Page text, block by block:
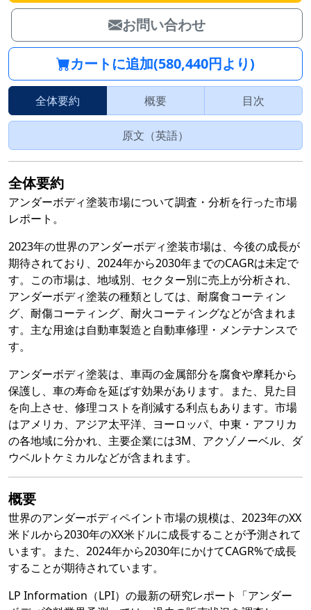
お問い合わせ
カートに追加(580,440円より)
全体要約 概要 目次
原文（英語）
全体要約
アンダーボディ塗装市場について調査・分析を行った市場
レポート。
2023年の世界のアンダーボディ塗装市場は、今後の成長が
期待されており、2024年から2030年までのCAGRは未定で
す。この市場は、地域別、セクター別に売上が分析され、
アンダーボディ塗装の種類としては、耐腐食コーティン
グ、耐傷コーティング、耐火コーティングなどが含まれま
す。主な用途は自動車製造と自動車修理・メンテナンスで
す。
アンダーボディ塗装は、車両の金属部分を腐食や摩耗から
保護し、車の寿命を延ばす効果があります。また、見た目
を向上させ、修理コストを削減する利点もあります。市場
はアメリカ、アジア太平洋、ヨーロッパ、中東・アフリカ
の各地域に分かれ、主要企業には3M、アクゾノーベル、ダ
ウベルトケミカルなどが含まれます。
概要
世界のアンダーボディペイント市場の規模は、2023年のXX
米ドルから2030年のXX米ドルに成長することが予測されて
います。また、2024年から2030年にかけてCAGR%で成長
することが期待されています。
LP Information（LPI）の最新の研究レポート「アンダー